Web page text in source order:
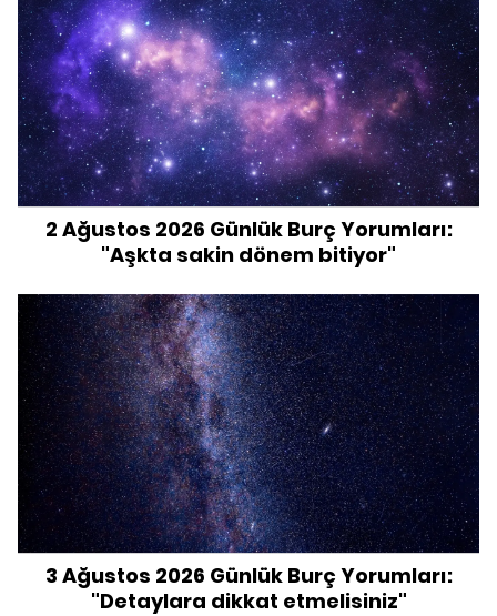
2 Ağustos 2026 Günlük Burç Yorumları:
"Aşkta sakin dönem bitiyor"
3 Ağustos 2026 Günlük Burç Yorumları:
"Detaylara dikkat etmelisiniz"